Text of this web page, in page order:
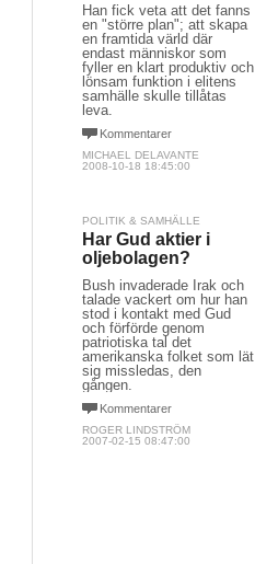
Han fick veta att det fanns
en "större plan"; att skapa
en framtida värld där
endast människor som
fyller en klart produktiv och
lönsam funktion i elitens
samhälle skulle tillåtas
leva.
Kommentarer
MICHAEL DELAVANTE
2008-10-18 18:45:00
POLITIK & SAMHÄLLE
Har Gud aktier i
oljebolagen?
Bush invaderade Irak och
talade vackert om hur han
stod i kontakt med Gud
och förförde genom
patriotiska tal det
amerikanska folket som lät
sig missledas, den
gången.
Kommentarer
ROGER LINDSTRÖM
2007-02-15 08:47:00